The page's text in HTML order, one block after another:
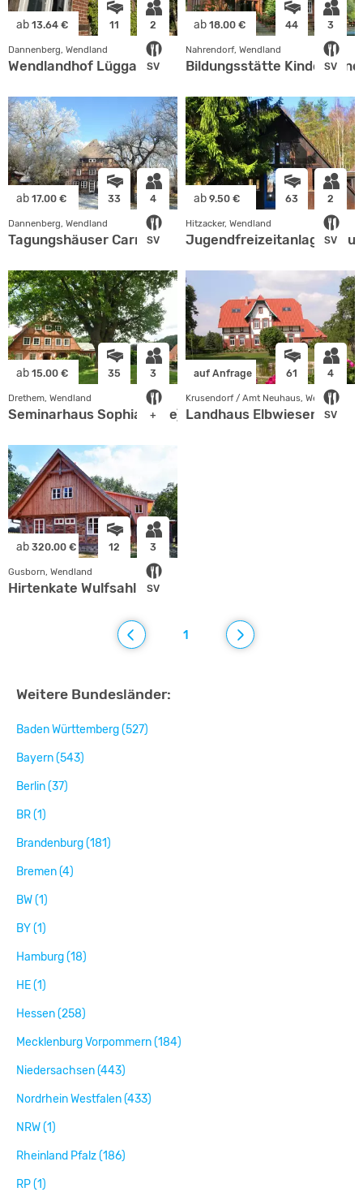
ab 13.64 € 11 2
SV
Dannenberg, Wendland
Wendlandhof Lüggau
ab 18.00 € 44 3
SV
Nahrendorf, Wendland
Bildungsstätte Kinder-
ab 17.00 € 33 4
SV
Dannenberg, Wendland
Tagungshäuser Carnap
ab 9.50 € 63 2
SV
Hitzacker, Wendland
Jugendfreizeitanlage
ab 15.00 € 35 3
+
Drethem, Wendland
Seminarhaus Sophia (Elbe)
auf Anfrage 61 4
SV
Krusendorf / Amt Neuhaus, Wendland
Landhaus Elbwiesen
ab 320.00 € 12 3
SV
Gusborn, Wendland
Hirtenkate Wulfsahl
1
Weitere Bundesländer:
Baden Württemberg (527)
Bayern (543)
Berlin (37)
BR (1)
Brandenburg (181)
Bremen (4)
BW (1)
BY (1)
Hamburg (18)
HE (1)
Hessen (258)
Mecklenburg Vorpommern (184)
Niedersachsen (443)
Nordrhein Westfalen (433)
NRW (1)
Rheinland Pfalz (186)
RP (1)